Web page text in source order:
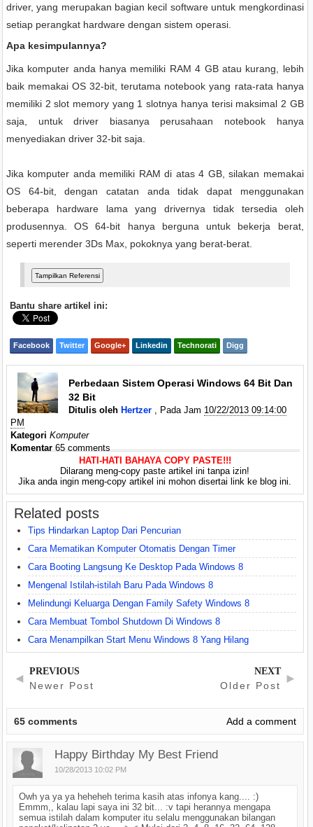
driver, yang merupakan bagian kecil software untuk mengkordinasi
setiap perangkat hardware dengan sistem operasi.
Apa kesimpulannya?
Jika komputer anda hanya memiliki RAM 4 GB atau kurang, lebih
baik memakai OS 32-bit, terutama notebook yang rata-rata hanya
memiliki 2 slot memory yang 1 slotnya hanya terisi maksimal 2 GB
saja, untuk driver biasanya perusahaan notebook hanya
menyediakan driver 32-bit saja.
Jika komputer anda memiliki RAM di atas 4 GB, silakan memakai
OS 64-bit, dengan catatan anda tidak dapat menggunakan
beberapa hardware lama yang drivernya tidak tersedia oleh
produsennya. OS 64-bit hanya berguna untuk bekerja berat,
seperti merender 3Ds Max, pokoknya yang berat-berat.
Bantu share artikel ini:
Facebook Twitter Google+ Linkedin Technorati Digg
Perbedaan Sistem Operasi Windows 64 Bit Dan
32 Bit
Ditulis oleh Hertzer, Pada Jam 10/22/2013 09:14:00
PM
Kategori Komputer
Komentar65 comments
HATI-HATI BAHAYA COPY PASTE!!!
Dilarang meng-copy paste artikel ini tanpa izin!
Jika anda ingin meng-copy artikel ini mohon disertai link ke blog ini.
Related posts
Tips Hindarkan Laptop Dari Pencurian
Cara Mematikan Komputer Otomatis Dengan Timer
Cara Booting Langsung Ke Desktop Pada Windows 8
Mengenal Istilah-istilah Baru Pada Windows 8
Melindungi Keluarga Dengan Family Safety Windows 8
Cara Membuat Tombol Shutdown Di Windows 8
Cara Menampilkan Start Menu Windows 8 Yang Hilang
◄
PREVIOUS
Newer Post ►
NEXT
Older Post
65 comments Add a comment
Happy Birthday My Best Friend
10/28/2013 10:02 PM
Owh ya ya ya heheheh terima kasih atas infonya kang.... :)
Emmm,, kalau lapi saya ini 32 bit... :v tapi herannya mengapa
semua istilah dalam komputer itu selalu menggunakan bilangan